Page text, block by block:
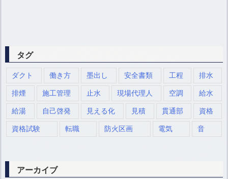
タグ
ダクト 働き方 墨出し 安全書類 工程 排水
排煙 施工管理 止水 現場代理人 空調 給水
給湯 自己啓発 見える化 見積 貫通部 資格
資格試験 転職 防火区画 電気 音
アーカイブ